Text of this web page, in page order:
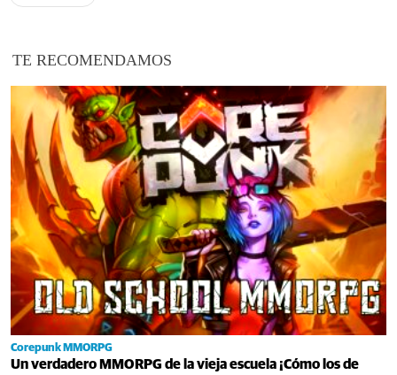
TE RECOMENDAMOS
Corepunk MMORPG
Un verdadero MMORPG de la vieja escuela ¡Cómo los de